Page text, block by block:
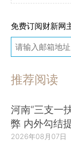
免费订阅财新网
推荐阅读
河南“三支一
弊 内外勾结
2026年08月07日